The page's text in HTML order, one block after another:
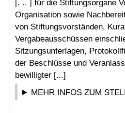
[. .. ] für die Stiftungsorgane
Organisation sowie
von Stiftungsvorständen,
Vergabeausschüssen
Sitzungsunterlagen,
der Beschlüsse und
bewilligter [...]
MEHR INFOS ZUM